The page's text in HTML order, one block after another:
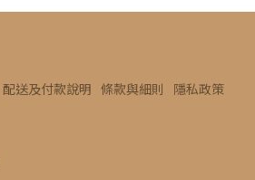
配送及付款說明 條款與細則 隱私政策